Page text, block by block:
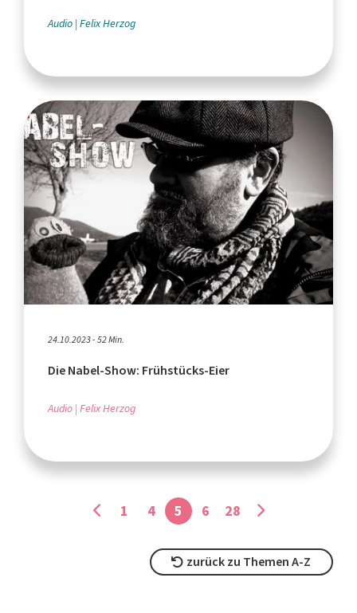
Audio Felix Herzog
24.10.2023 - 52 Min.
Die Nabel-Show: Frühstücks-Eier
Audio Felix Herzog
1 4 5 6 28
zurück zu Themen A-Z